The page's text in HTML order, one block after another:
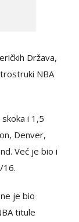
Država,
NBA
i 1,5
Denver,
Već je bio i
16.
je bio
titule